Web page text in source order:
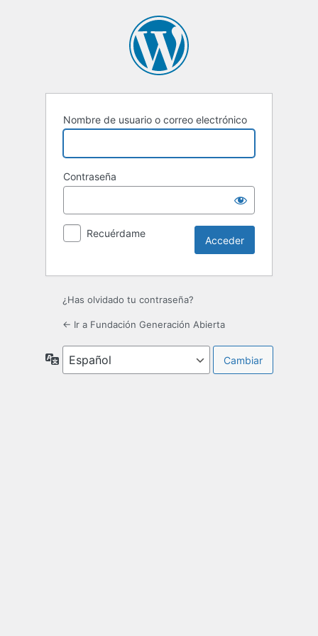
Nombre de usuario o correo electrónico
Contraseña
Recuérdame
¿Has olvidado tu contraseña?
← Ir a Fundación Generación Abierta
Idioma